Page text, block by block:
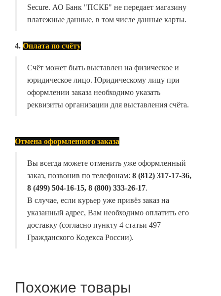
Secure. АО Банк "ПСКБ" не передает магазину
платежные данные, в том числе данные карты.
4. Оплата по счёту
Счёт может быть выставлен на физическое и
юридическое лицо. Юридическому лицу при
оформлении заказа необходимо указать
реквизиты организации для выставления счёта.
Отмена оформленного заказа
Вы всегда можете отменить уже оформленный
заказ, позвонив по телефонам: 8 (812) 317-17-36,
8 (499) 504-16-15, 8 (800) 333-26-17.
В случае, если курьер уже привёз заказ на
указанный адрес, Вам необходимо оплатить его
доставку (согласно пункту 4 статьи 497
Гражданского Кодекса России).
Похожие товары